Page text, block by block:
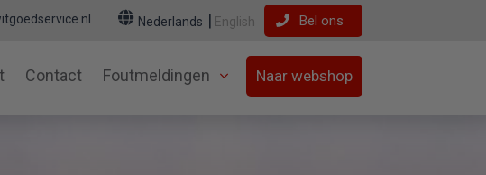
Nederlands English Bel ons
Contact Foutmeldingen Naar webshop